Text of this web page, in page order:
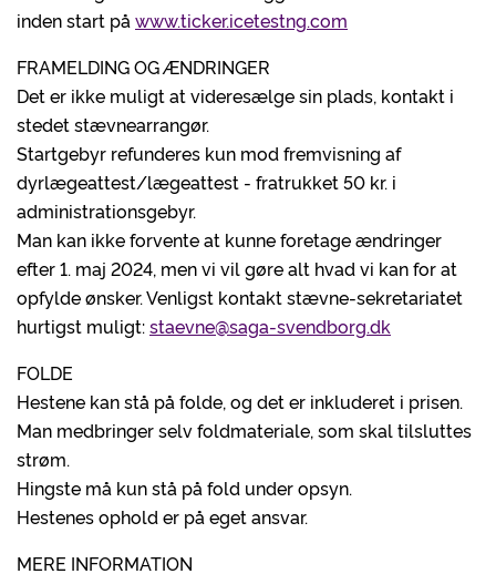
inden start på www.ticker.icetestng.com
FRAMELDING OG ÆNDRINGER
Det er ikke muligt at videresælge sin plads, kontakt i
stedet stævnearrangør.
Startgebyr refunderes kun mod fremvisning af
dyrlægeattest/lægeattest - fratrukket 50 kr. i
administrationsgebyr.
Man kan ikke forvente at kunne foretage ændringer
efter 1. maj 2024, men vi vil gøre alt hvad vi kan for at
opfylde ønsker. Venligst kontakt stævne-sekretariatet
hurtigst muligt:staevne@saga-svendborg.dk
FOLDE
Hestene kan stå på folde, og det er inkluderet i prisen.
Man medbringer selv foldmateriale, som skal tilsluttes
strøm.
Hingste må kun stå på fold under opsyn.
Hestenes ophold er på eget ansvar.
MERE INFORMATION